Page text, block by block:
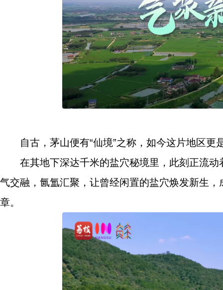
自古，茅山便有“仙境”之称，如今这片地区更
在其地下深达千米的盐穴秘境里，此刻正流
气交融，氤氲汇聚，让曾经闲置的盐穴焕发新生
章。